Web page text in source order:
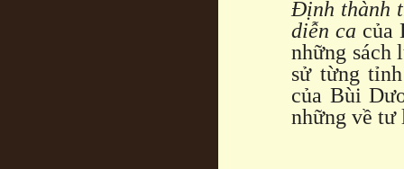
Định thành
diễn ca của
những sách
sử từng
của Bùi
những về tư